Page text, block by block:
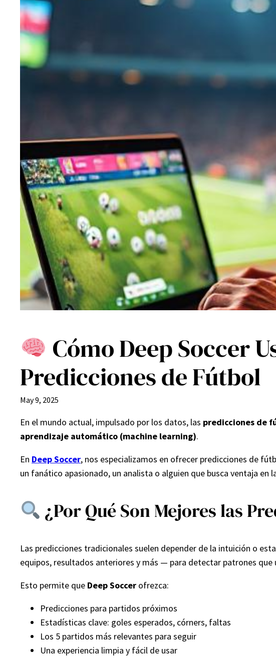
Cómo Deep Soccer
Predicciones de Fútbol
May 9, 2025
En el mundo actual, impulsado por los datos, las predicciones de
aprendizaje automático (machine learning).
En Deep Soccer, nos especializamos en ofrecer predicciones de
un fanático apasionado, un analista o alguien que busca ventaja en
¿Por Qué Son Mejores las
Las predicciones tradicionales suelen depender de la intuición o
equipos, resultados anteriores y más — para detectar patrones que
Esto permite que Deep Soccer ofrezca:
Predicciones para partidos próximos
Estadísticas clave: goles esperados, córners, faltas
Los 5 partidos más relevantes para seguir
Una experiencia limpia y fácil de usar